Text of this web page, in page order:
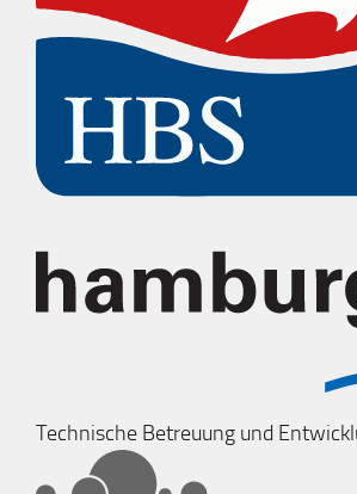
Technische Betreuung und